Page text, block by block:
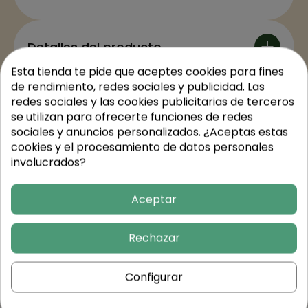
Detalles del producto
Valores nutricionales
Trusted Shops Reviews
Esta tienda te pide que aceptes cookies para fines
de rendimiento, redes sociales y publicidad. Las
redes sociales y las cookies publicitarias de terceros
se utilizan para ofrecerte funciones de redes
sociales y anuncios personalizados. ¿Aceptas estas
cookies y el procesamiento de datos personales
involucrados?
Aceptar
Rechazar
Configurar